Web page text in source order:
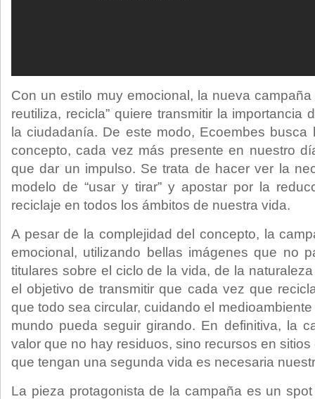
Con un estilo muy emocional, la nueva
reutiliza, recicla” quiere transmitir la importancia
la ciudadanía. De este modo, Ecoembes busca
concepto, cada vez más presente en nuestro
que dar un impulso. Se trata de hacer ver la
modelo de “usar y tirar” y apostar por la
reciclaje en todos los ámbitos de nuestra vida.
A pesar de la complejidad del concepto, la
emocional, utilizando bellas imágenes que no
titulares sobre el ciclo de la vida, de la
el objetivo de transmitir que cada vez que
que todo sea circular, cuidando el
mundo pueda seguir girando. En definitiva, la
valor que no hay residuos, sino recursos en
que tengan una segunda vida es necesaria
La pieza protagonista de la campaña es un